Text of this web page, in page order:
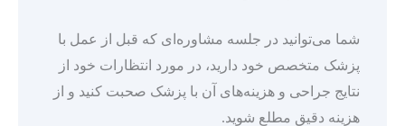
شما می‌توانید در جلسه مشاوره‌ای که قبل از عمل با
پزشک متخصص خود دارید، در مورد انتظارات خود از
نتایج جراحی و هزینه‌های آن با پزشک صحبت کنید و از
هزینه دقیق مطلع شوید.